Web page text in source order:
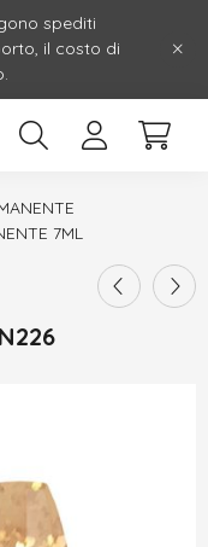
spediti
il costo di
7ML